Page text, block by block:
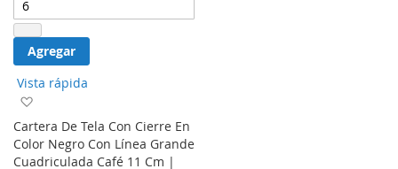
Agregar
Vista rápida
la
lista
Cartera De Tela Con Cierre En
Color Negro Con Línea Grande
Cuadriculada Café 11 Cm |